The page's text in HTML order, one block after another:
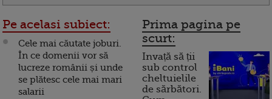
Pe acelasi subiect:
Cele mai căutate joburi.
În ce domenii vor să
lucreze românii și unde
se plătesc cele mai mari
salarii
Prima pagina pe
scurt:
Invață să ții
sub control
cheltuielile
de sărbători.